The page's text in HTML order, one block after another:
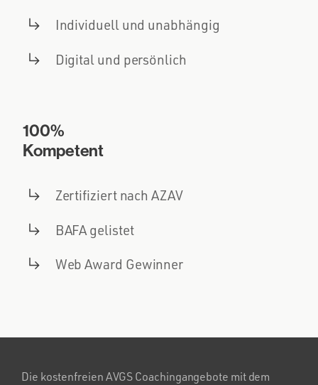
Individuell und unabhängig
Digital und persönlich
100%
Kompetent
Zertifiziert nach AZAV
BAFA gelistet
Web Award Gewinner
Die kostenfreien AVGS Coachingangebote mit dem